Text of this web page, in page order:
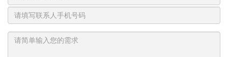
系
电
话
号